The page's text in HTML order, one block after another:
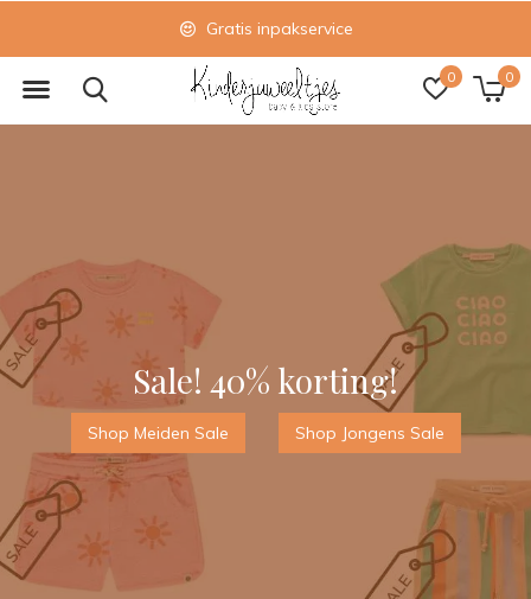
0 0
Verzending via Post NL
Sale! 40% korting!
Shop Meiden Sale Shop Jongens Sale